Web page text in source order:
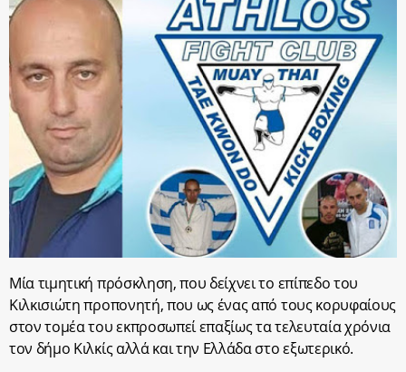
Μία τιμητική πρόσκληση, που δείχνει το επίπεδο του
Κιλκισιώτη προπονητή, που ως ένας από τους κορυφαίους
στον τομέα του εκπροσωπεί επαξίως τα τελευταία χρόνια
τον δήμο Κιλκίς αλλά και την Ελλάδα στο εξωτερικό.